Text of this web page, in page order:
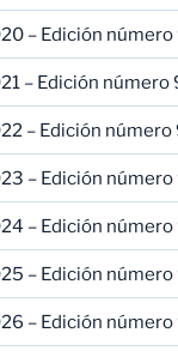
– Edición número
– Edición número
– Edición número
– Edición número
– Edición número
– Edición número
– Edición